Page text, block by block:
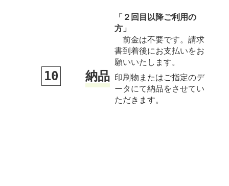
「２回目以降ご利用の
方」
前金は不要です。請求
書到着後にお支払いをお
願いいたします。
10 納品 印刷物またはご指定のデ
ータにて納品をさせてい
ただきます。